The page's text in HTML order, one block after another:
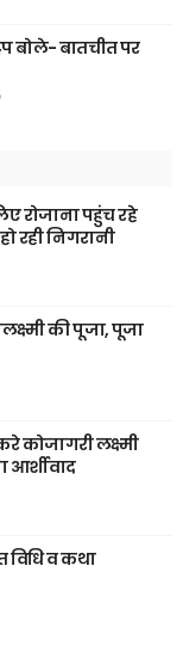
बोले- बातचीत पर
रोजाना पहुंच रहे
रही निगरानी
की पूजा, पूजा
कोजागरी लक्ष्मी
आर्शीवाद
विधि व कथा